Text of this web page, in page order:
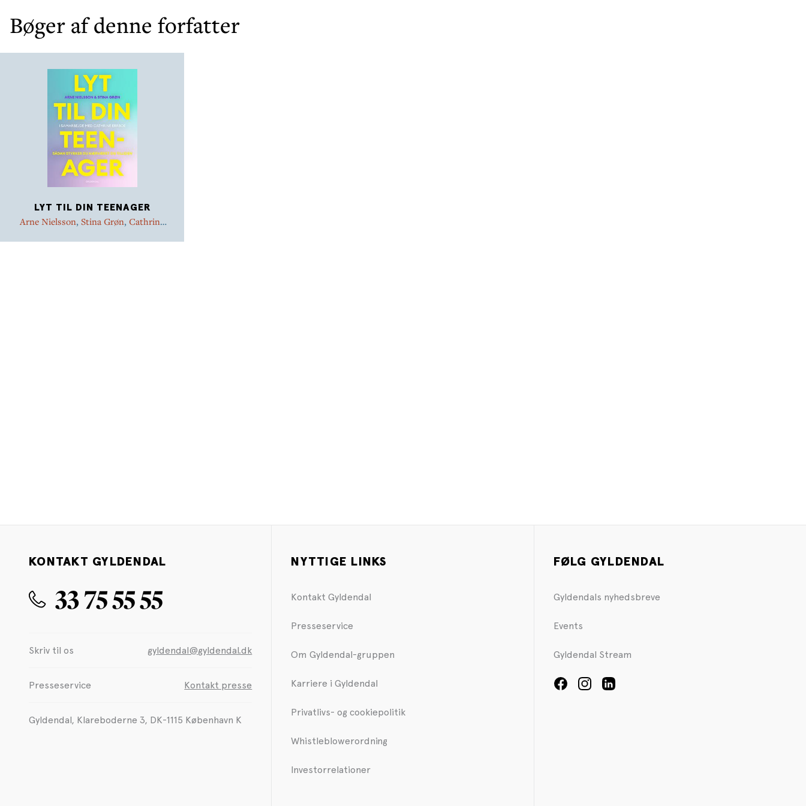
Bøger af denne forfatter
LYT TIL DIN TEENAGER
Arne Nielsson, Stina Grøn, Cathrine
KONTAKT GYLDENDAL
33 75 55 55
Skriv til os gyldendal@gyldendal.dk
Presseservice Kontakt presse
Gyldendal, Klareboderne 3, DK-1115 København K
NYTTIGE LINKS
Kontakt Gyldendal
Presseservice
Om Gyldendal-gruppen
Karriere i Gyldendal
Privatlivs- og cookiepolitik
Whistleblowerordning
Investorrelationer
FØLG GYLDENDAL
Gyldendals nyhedsbreve
Events
Gyldendal Stream